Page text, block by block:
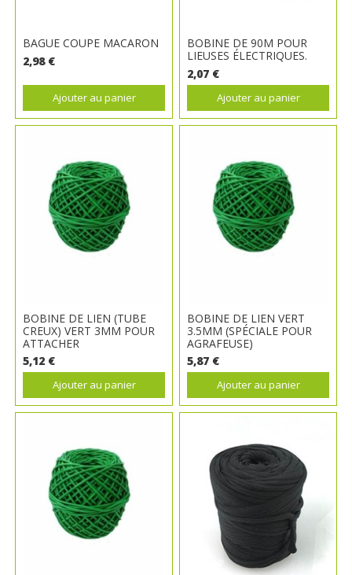
BAGUE COUPE MACARON
2,98 €
Ajouter au panier
BOBINE DE 90M POUR
LIEUSES ÉLECTRIQUES.
2,07 €
Ajouter au panier
BOBINE DE LIEN (TUBE
CREUX) VERT 3MM POUR
ATTACHER
5,12 €
Ajouter au panier
BOBINE DE LIEN VERT
3.5MM (SPÉCIALE POUR
AGRAFEUSE)
5,87 €
Ajouter au panier